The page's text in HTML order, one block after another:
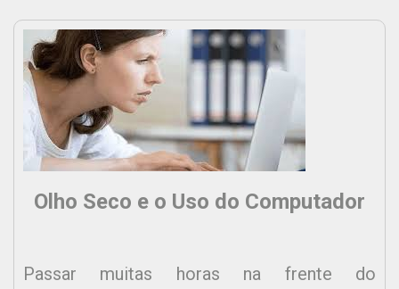
Olho Seco e o Uso do Computador
Passar muitas horas na frente do